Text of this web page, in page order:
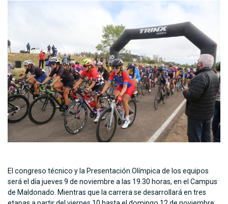
El congreso técnico y la Presentación Olímpica de los equipos
será el día jueves 9 de noviembre a las 19.30 horas, en el Campus
de Maldonado. Mientras que la carrera se desarrollará en tres